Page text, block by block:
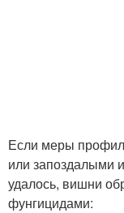
Если меры
или запоздалыми
удалось, вишни
фунгицидами: